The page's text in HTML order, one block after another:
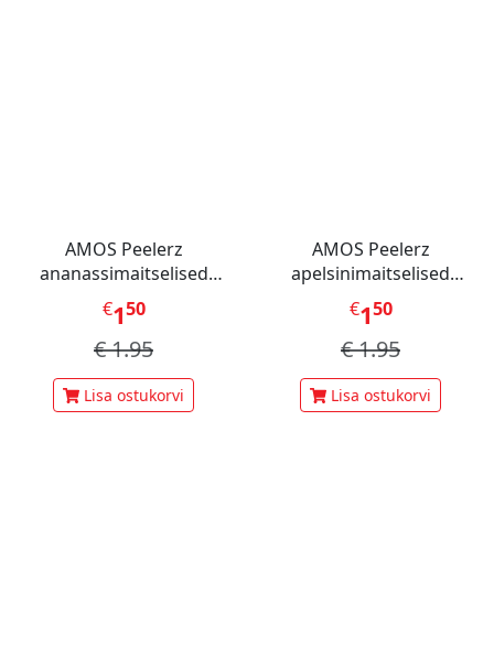
AMOS Peelerz
ananassimaitselised
kummikommid 65 g
€150
€1.95
Lisa ostukorvi
AMOS Peelerz
apelsinimaitselised
kummikommid 65 g
€150
€1.95
Lisa ostukorvi